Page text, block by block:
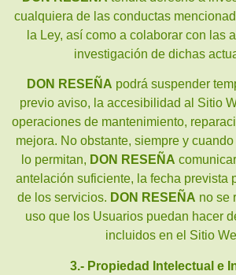
cualquiera de las conductas
la Ley, así como a colaborar con las
investigación de dichas
DON RESEÑA podrá suspender
previo aviso, la accesibilidad al Sitio
operaciones de mantenimiento,
mejora. No obstante, siempre y
lo permitan, DON RESEÑA
antelación suficiente, la fecha prevista
de los servicios. DON RESEÑA no se
uso que los Usuarios puedan hacer
incluidos en el Sitio
3.- Propiedad Intelectual e